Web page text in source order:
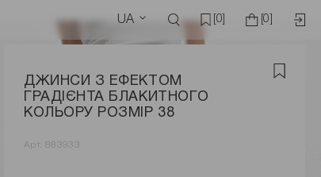
UA [0] [0]
ДЖИНСИ З ЕФЕКТОМ
ГРАДІЄНТА БЛАКИТНОГО
КОЛЬОРУ РОЗМІР 38
Арт. 883933